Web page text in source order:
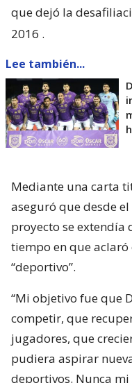
que dejó la
2016 .
Lee también...
Mediante una carta
aseguró que desde
proyecto se extendía
tiempo en que
“deportivo”.
“Mi objetivo fue que
competir, que
jugadores, que
pudiera aspirar
deportivos. Nunca